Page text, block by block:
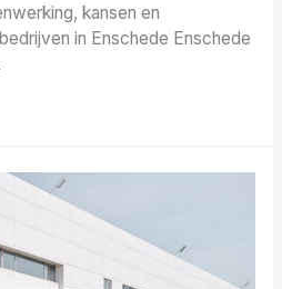
kansen en
in Enschede Enschede